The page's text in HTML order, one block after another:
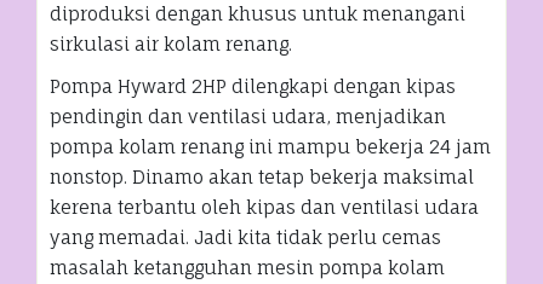
diproduksi dengan khusus untuk menangani
sirkulasi air kolam renang.
Pompa Hyward 2HP dilengkapi dengan kipas
pendingin dan ventilasi udara, menjadikan
pompa kolam renang ini mampu bekerja 24 jam
nonstop. Dinamo akan tetap bekerja maksimal
kerena terbantu oleh kipas dan ventilasi udara
yang memadai. Jadi kita tidak perlu cemas
masalah ketangguhan mesin pompa kolam